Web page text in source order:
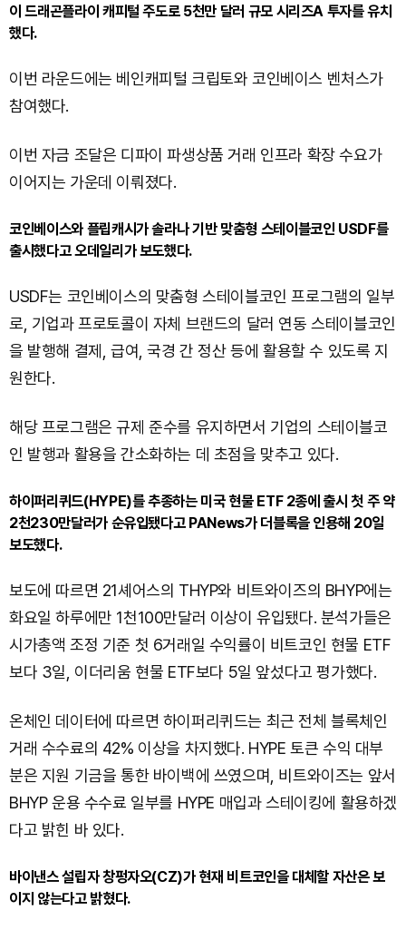
이 드래곤플라이 캐피털 주도로 5천만 달러 규모 시리즈A 투자를 유치
했다.
이번 라운드에는 베인캐피털 크립토와 코인베이스 벤처스가
참여했다.
이번 자금 조달은 디파이 파생상품 거래 인프라 확장 수요가
이어지는 가운데 이뤄졌다.
코인베이스와 플립캐시가 솔라나 기반 맞춤형 스테이블코인 USDF를
출시했다고 오데일리가 보도했다.
USDF는 코인베이스의 맞춤형 스테이블코인 프로그램의 일부
로, 기업과 프로토콜이 자체 브랜드의 달러 연동 스테이블코인
을 발행해 결제, 급여, 국경 간 정산 등에 활용할 수 있도록 지
원한다.
해당 프로그램은 규제 준수를 유지하면서 기업의 스테이블코
인 발행과 활용을 간소화하는 데 초점을 맞추고 있다.
하이퍼리퀴드(HYPE)를 추종하는 미국 현물 ETF 2종에 출시 첫 주 약
2천230만달러가 순유입됐다고 PANews가 더블록을 인용해 20일
보도했다.
보도에 따르면 21셰어스의 THYP와 비트와이즈의 BHYP에는
화요일 하루에만 1천100만달러 이상이 유입됐다. 분석가들은
시가총액 조정 기준 첫 6거래일 수익률이 비트코인 현물 ETF
보다 3일, 이더리움 현물 ETF보다 5일 앞섰다고 평가했다.
온체인 데이터에 따르면 하이퍼리퀴드는 최근 전체 블록체인
거래 수수료의 42% 이상을 차지했다. HYPE 토큰 수익 대부
분은 지원 기금을 통한 바이백에 쓰였으며, 비트와이즈는 앞서
BHYP 운용 수수료 일부를 HYPE 매입과 스테이킹에 활용하겠
다고 밝힌 바 있다.
바이낸스 설립자 창펑자오(CZ)가 현재 비트코인을 대체할 자산은 보
이지 않는다고 밝혔다.